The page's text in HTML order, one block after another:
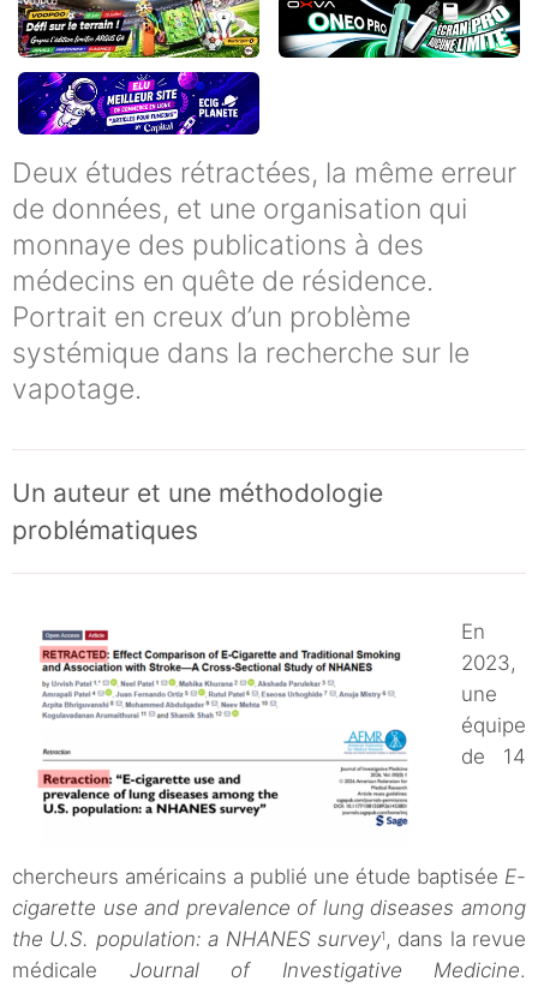
Deux études rétractées, la même erreur
de données, et une organisation qui
monnaye des publications à des
médecins en quête de résidence.
Portrait en creux d’un problème
systémique dans la recherche sur le
vapotage.
Un auteur et une méthodologie
problématiques
En
2023,
une
équipe
de 14
chercheurs américains a publié une étude baptisée E-
cigarette use and prevalence of lung diseases among
the U.S. population: a NHANES survey1, dans la revue
médicale Journal of Investigative Medicine.